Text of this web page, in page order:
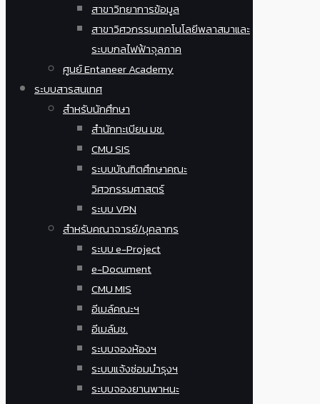
สาขาวิทยาการข้อมูล
สาขาวิศวกรรมเทคโนโลยีพลาสมาและ
ระบบกลไฟฟ้าจุลภาค
ศูนย์ Entaneer Academy
ระบบสารสนเทศ
สำหรับนักศึกษา
สำนักทะเบียน มช.
CMU SIS
ระบบบัณฑิตศึกษาคณะ
วิศวกรรมศาสตร์
ระบบ VPN
สำหรับคณาจารย์/บุคลากร
ระบบ e-Project
e-Document
CMU MIS
อีเมล์คณะฯ
อีเมล์มช.
ระบบจองห้องฯ
ระบบแจ้งซ่อมบำรุงฯ
ระบบจองยานพาหนะ